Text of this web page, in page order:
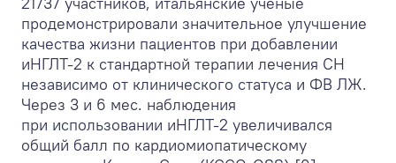
продемонстрировали значительное улучшение
качества жизни пациентов при добавлении
иНГЛТ-2 к стандартной терапии лечения СН
независимо от клинического статуса и ФВ ЛЖ.
Через 3 и 6 мес. наблюдения
при использовании иНГЛТ-2 увеличивался
общий балл по кардиомиопатическому